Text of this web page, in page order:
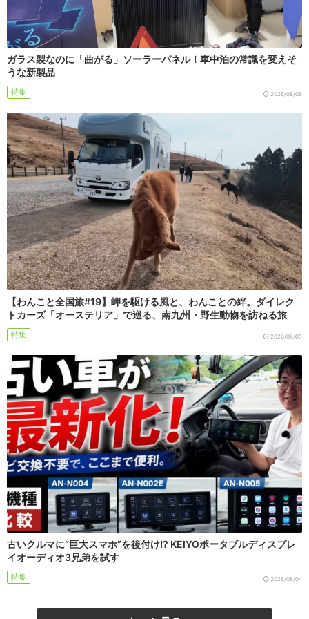
ガラス製なのに「曲がる」ソーラーパネル！車中泊の常識を変えそ
うな新製品
特集 2026/08/06
【わんこと全国旅#19】岬を駆ける風と、わんことの絆。ダイレク
トカーズ「オーステリア」で巡る、南九州・野生動物を訪ねる旅
特集 2026/08/05
古いクルマに“巨大スマホ”を後付け!? KEIYOポータブルディスプレ
イオーディオ3兄弟を試す
特集 2026/08/04